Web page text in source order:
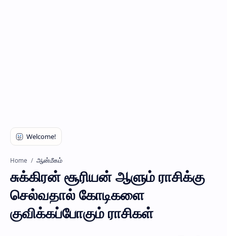
Home ஆன்மீகம்
சுக்கிரன் சூரியன் ஆளும் ராசிக்கு
செல்வதால் கோடிகளை
குவிக்கப்போகும் ராசிகள்